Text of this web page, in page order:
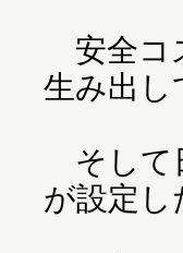
安全コ
生み出し
そして
が設定し